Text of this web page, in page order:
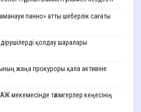
панно» атты шеберлік сағаты
қолдау шаралары
жаңа прокуроры қала активіне
мекемесінде тәлімгерлер кеңесінің